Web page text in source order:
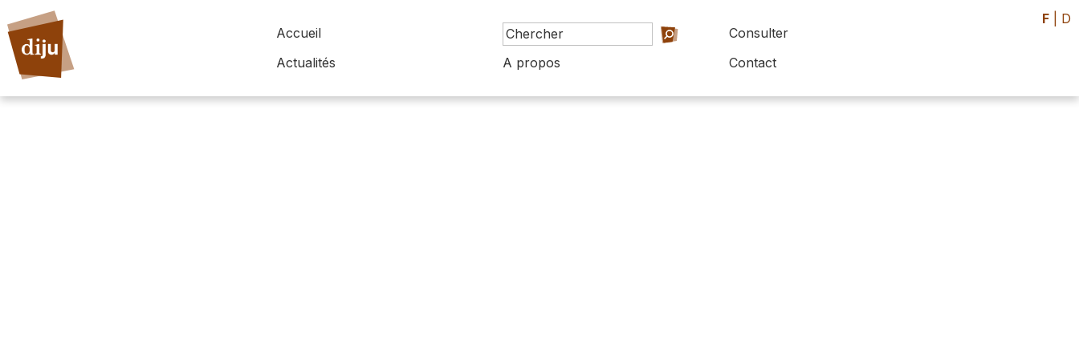
Accueil
Consulter
Actualités
A propos Contact
F D